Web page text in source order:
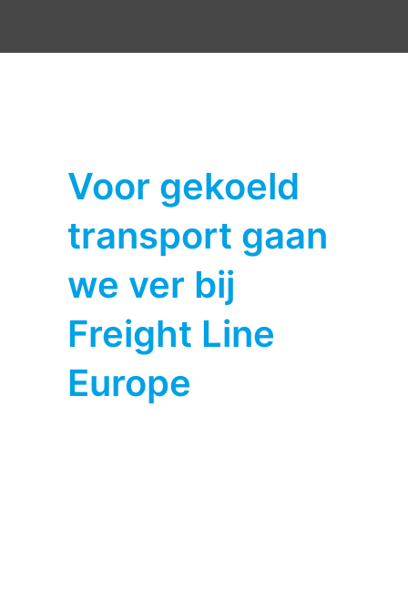
Voor gekoeld
transport gaan
we ver bij
Freight Line
Europe